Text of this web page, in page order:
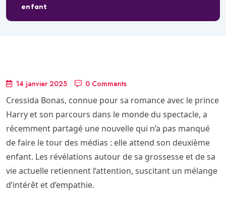
enfant
14 janvier 2025 0 Comments
Cressida Bonas, connue pour sa romance avec le prince
Harry et son parcours dans le monde du spectacle, a
récemment partagé une nouvelle qui n’a pas manqué
de faire le tour des médias : elle attend son deuxième
enfant. Les révélations autour de sa grossesse et de sa
vie actuelle retiennent l’attention, suscitant un mélange
d’intérêt et d’empathie.